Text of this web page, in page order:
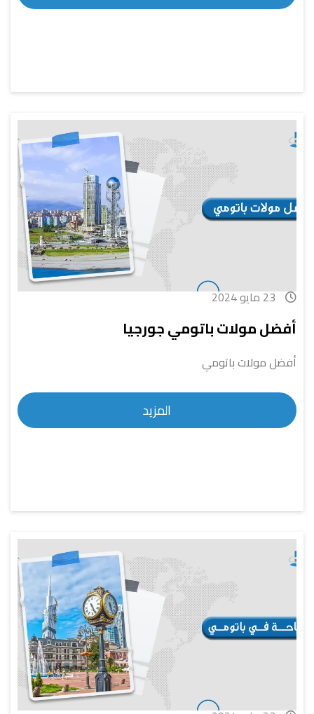
23 مايو 2024
أفضل مولات باتومي جورجيا
أفضل مولات باتومي
المزيد